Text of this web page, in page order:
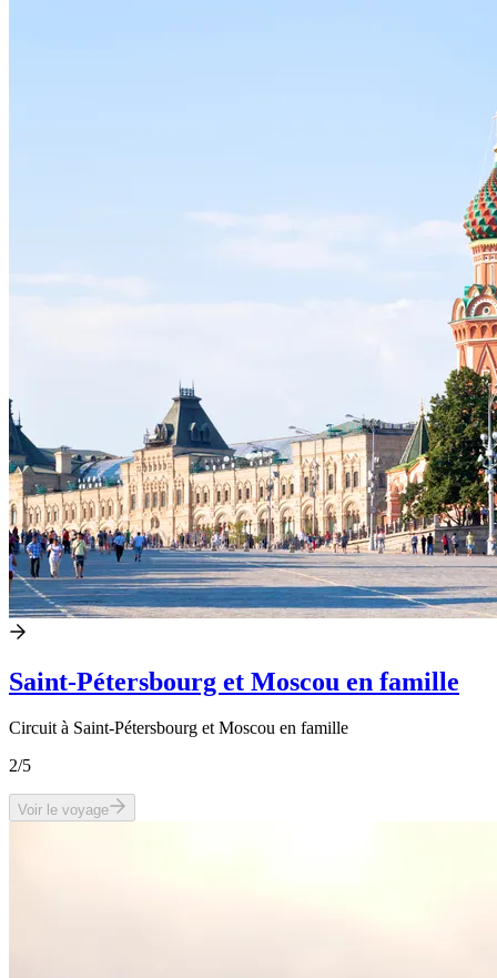
Saint-Pétersbourg et Moscou en famille
Circuit à Saint-Pétersbourg et Moscou en famille
2/5
Voir le voyage